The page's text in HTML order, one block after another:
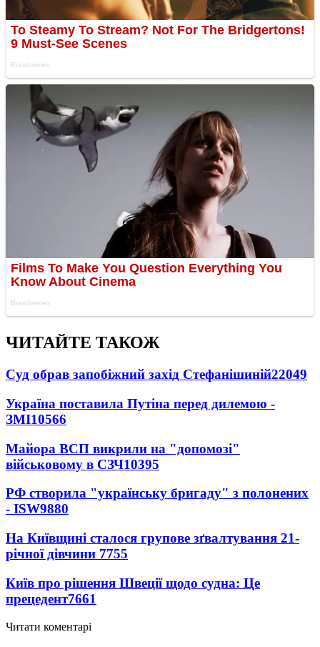
ЧИТАЙТЕ ТАКОЖ
Суд обрав запобіжний захід Стефанішиній22049
Україна поставила Путіна перед дилемою -
ЗМІ10566
Майора ВСП викрили на "допомозі"
військовому в СЗЧ10395
РФ створила "українську бригаду" з полонених
- ISW9880
На Київщині сталося групове зґвалтування 21-
річної дівчини 7755
Київ про рішення Швеції щодо судна: Це
прецедент7661
Читати коментарі